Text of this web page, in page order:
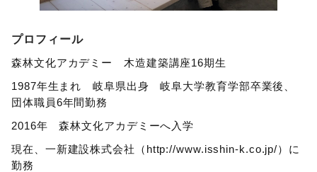
プロフィール
森林文化アカデミー 木造建築講座16期生
1987年生まれ 岐阜県出身 岐阜大学教育学部卒業後、
団体職員6年間勤務
2016年 森林文化アカデミーへ入学
現在、一新建設株式会社（http://www.isshin-k.co.jp/）に
勤務